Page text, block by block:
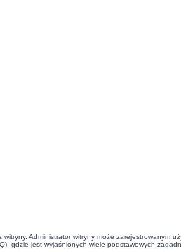
Administrator witryny może zarejestrowanym
gdzie jest wyjaśnionych wiele podstawowych